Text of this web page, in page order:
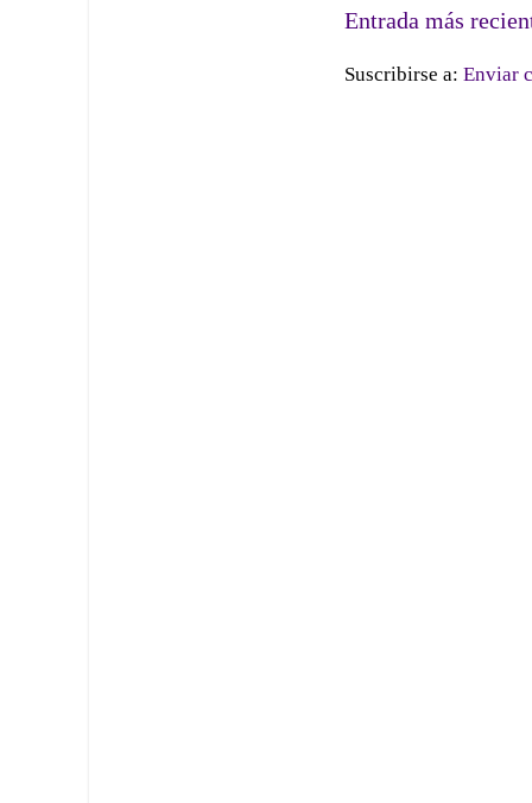
Entrada más
Suscribirse a: Enviar